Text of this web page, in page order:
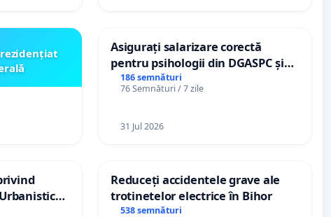
Asigurați salarizare corectă
pentru psihologii din DGASPC și
spitale
186 semnături
76 Semnături / 7 zile
31 Jul 2026
Reduceți accidentele grave ale
trotinetelor electrice în Bihor
538 semnături